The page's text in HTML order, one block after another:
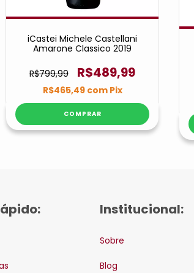
iCastei Michele Castellani
Amarone Classico 2019
R$799,99 R$489,99
R$465,49 com Pix
Institucional:
Sobre
Blog